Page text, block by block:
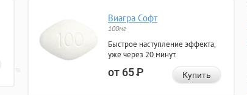
Виагра Софт
100мг
Быстрое наступление эффекта,
уже через 20 минут.
от 65Р Купить